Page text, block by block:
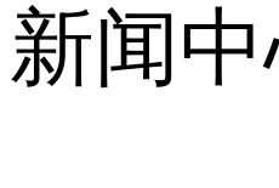
新闻